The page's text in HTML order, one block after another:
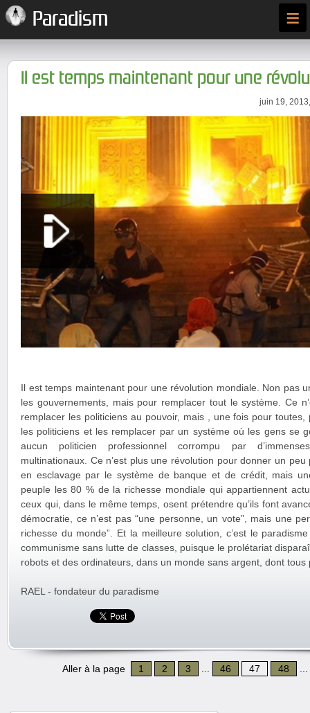
Paradism ≡
Il est temps maintenant pour une
juin 19,
Il est temps maintenant pour une révolution mondiale. Non pas
les gouvernements, mais pour remplacer tout le système. Ce
remplacer les politiciens au pouvoir, mais , une fois pour
les politiciens et les remplacer par un système où les gens se
aucun politicien professionnel corrompu par
multinationaux. Ce n’est plus une révolution pour donner un
en esclavage par le système de banque et de crédit, mais
peuple les 80 % de la richesse mondiale qui appartiennent
ceux qui, dans le même temps, osent prétendre qu’ils font
démocratie, ce n’est pas “une personne, un vote”, mais une
richesse du monde”. Et la meilleure solution, c’est le
communisme sans lutte de classes, puisque le prolétariat
robots et des ordinateurs, dans un monde sans argent, dont tous
RAEL - fondateur du paradisme
Aller à la page 1 2 3 46 47 48